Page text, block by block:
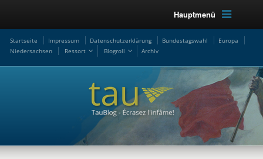
Hauptmenü
Startseite Impressum Datenschutzerklärung Bundestagswahl
Europa
Niedersachsen
Ressort Blogroll Archiv